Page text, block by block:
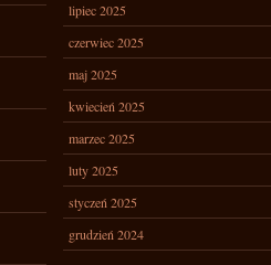
lipiec 2025
czerwiec 2025
maj 2025
kwiecień 2025
marzec 2025
luty 2025
styczeń 2025
grudzień 2024